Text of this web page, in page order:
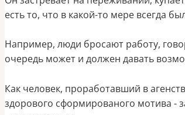
есть то, что в какой-то мере всегда
Например, люди бросают работу,
очередь может и должен давать
Как человек, проработавший в
здорового сформированого мотива -